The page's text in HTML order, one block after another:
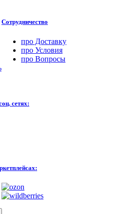
Сотрудничество
про Доставку
про Условия
про Вопросы
сетях: